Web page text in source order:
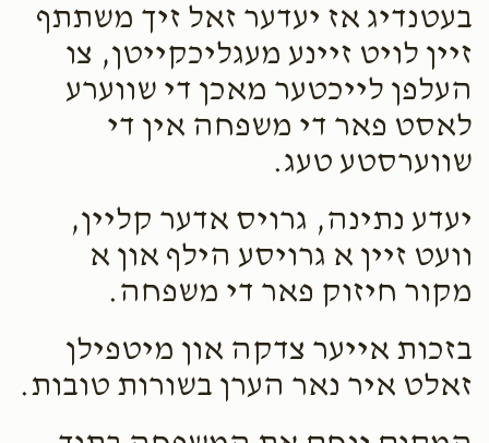
בעטנדיג אז יעדער זאל זיך משתתף
זיין לויט זיינע מעגליכקייטן, צו
העלפן לייכטער מאכן די שווערע
לאסט פאר די משפחה אין די
שווערסטע טעג.
יעדע נתינה, גרויס אדער קליין,
וועט זיין א גרויסע הילף און א
מקור חיזוק פאר די משפחה.
בזכות אייער צדקה און מיטפילן
זאלט איר נאר הערן בשורות טובות.